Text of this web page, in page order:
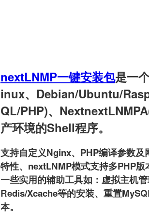
nextLNMP一键安装包是一
inux、Debian/Ubuntu/
QL/PHP)、
产环境的Shell程序。
支持自定义Nginx、PHP编译参数及
特性、nextLNMP模式支持多PHP
一些实用的辅助工具如：虚拟主机
Redis/Xcache等的安装、重置
本。